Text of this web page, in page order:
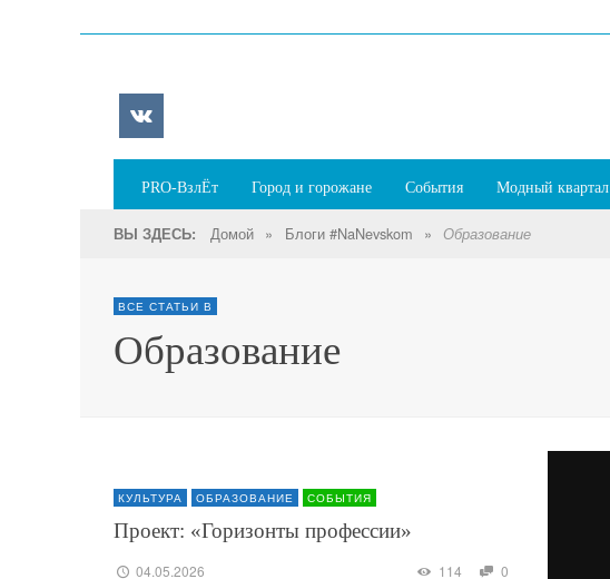
PRO-ВзлЁт Город и горожане События Модный квартал
ВЫ ЗДЕСЬ: Домой » Блоги #NaNevskom » Образование
ВСЕ СТАТЬИ В
Образование
КУЛЬТУРА ОБРАЗОВАНИЕ СОБЫТИЯ
Проект: «Горизонты профессии»
04.05.2026 114 0